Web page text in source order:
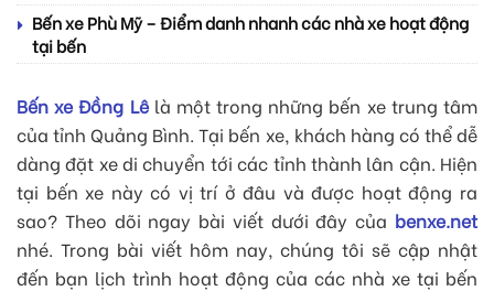
Bến xe Phù Mỹ – Điểm danh nhanh các nhà xe hoạt động
tại bến
Bến xe Đồng Lêlà một trong những bến xe trung tâm
của tỉnh Quảng Bình. Tại bến xe, khách hàng có thể dễ
dàng đặt xe di chuyển tới các tỉnh thành lân cận. Hiện
tại bến xe này có vị trí ở đâu và được hoạt động ra
sao? Theo dõi ngay bài viết dưới đây của benxe.net
nhé. Trong bài viết hôm nay, chúng tôi sẽ cập nhật
đến bạn lịch trình hoạt động của các nhà xe tại bến